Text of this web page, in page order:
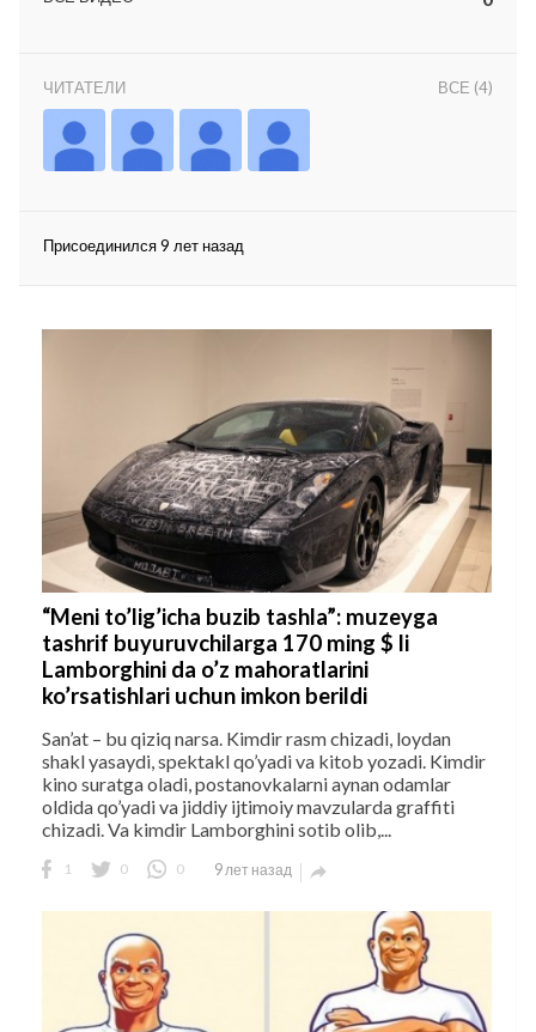
ЧИТАТЕЛИ ВСЕ (4)
Присоединился 9 лет назад
“Meni to’lig’icha buzib tashla”: muzeyga
tashrif buyuruvchilarga 170 ming $ li
Lamborghini da o’z mahoratlarini
ko’rsatishlari uchun imkon berildi
San’at – bu qiziq narsa. Kimdir rasm chizadi, loydan
shakl yasaydi, spektakl qo’yadi va kitob yozadi. Kimdir
kino suratga oladi, postanovkalarni aynan odamlar
oldida qo’yadi va jiddiy ijtimoiy mavzularda graffiti
chizadi. Va kimdir Lamborghini sotib olib,...
1 0 0 9 лет назад 